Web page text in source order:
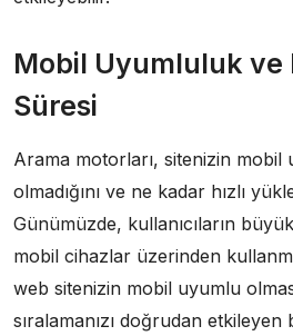
Mobil Uyumluluk ve
Süresi
Arama motorları, sitenizin mobil
olmadığını ve ne kadar hızlı
Günümüzde, kullanıcıların
mobil cihazlar üzerinden
web sitenizin mobil uyumlu
sıralamanızı doğrudan